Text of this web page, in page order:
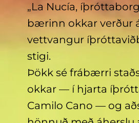
„La Nucía,
bærinn okkar verður
vettvangur
stigi.
Þökk sé frábærri
okkar — í hjarta
Camilo Cano — og